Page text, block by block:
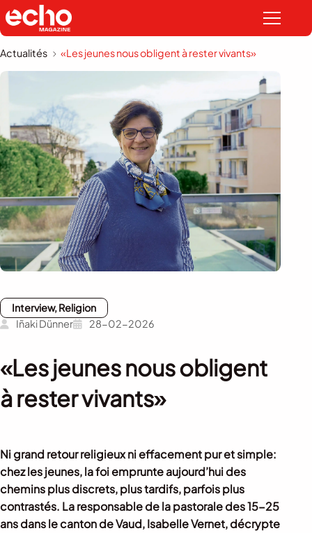
Actualités «Les jeunes nous obligent à rester vivants»
Interview, Religion
Iñaki Dünner
28-02-2026
«Les jeunes nous obligent
à rester vivants»
Ni grand retour religieux ni effacement pur et simple:
chez les jeunes, la foi emprunte aujourd’hui des
chemins plus discrets, plus tardifs, parfois plus
contrastés. La responsable de la pastorale des 15-25
ans dans le canton de Vaud, Isabelle Vernet, décrypte